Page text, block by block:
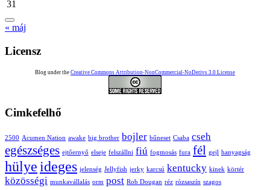
31
« máj
Licensz
Blog under the Creative Commons Attribution-NonCommercial-NoDerivs 3.0 License
Cimkefelhő
2500 Acumen Nation awake big brother bojler bűneset Csaba cseh
egészséges ejtőernyő elseje felszállni fiú fogmosás fura fél gejl hanyagság
hülyeideges jelenség Jellyfish jerky karcsú kentucky kinek körtér
közösségi munkavállalás orm post Rob Dougan réz rózsaszín szagos